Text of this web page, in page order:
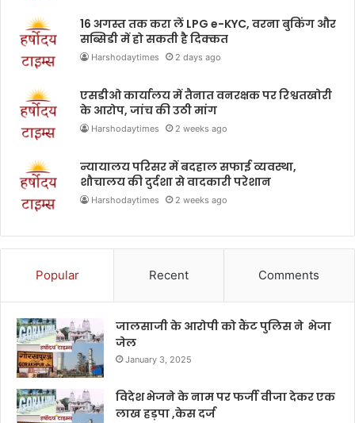
16 अगस्त तक करा लें LPG e-KYC, वरना बुकिंग और
सब्सिडी में हो सकती है दिक्कत
Harshodaytimes 2 days ago
एसडीओ कार्यालय में तैनात वनरक्षक पर रिश्वतखोरी
के आरोप, जांच की उठी मांग
Harshodaytimes 2 weeks ago
न्यायालय परिसर में बदहाल सफाई व्यवस्था,
शौचालय की दुर्दशा से वादकारी परेशान
Harshodaytimes 2 weeks ago
Popular Recent Comments
जालसाजी के आरोपी को कैंट पुलिस ने भेजा
जेल
January 3, 2025
विदेश भेजने के नाम पर फर्जी वीजा देकर एक
लाख हड़पा ,केस दर्ज